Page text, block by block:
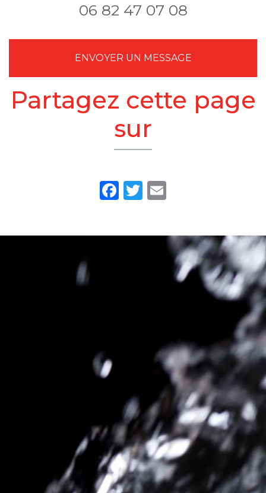
06 82 47 07 08
ENVOYER UN MESSAGE
Partagez cette page
sur
Facebook
Twitter